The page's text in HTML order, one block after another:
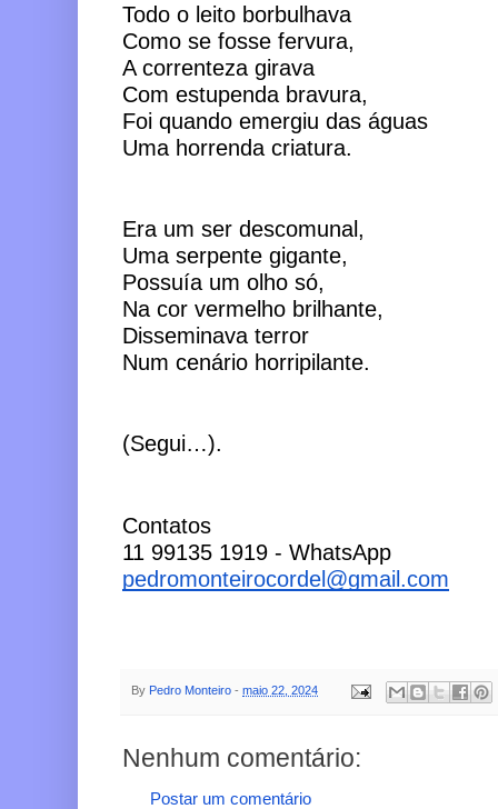
Todo o leito borbulhava
Como se fosse fervura,
A correnteza girava
Com estupenda bravura,
Foi quando emergiu das águas
Uma horrenda criatura.
Era um ser descomunal,
Uma serpente gigante,
Possuía um olho só,
Na cor vermelho brilhante,
Disseminava terror
Num cenário horripilante.
(Segui…).
Contatos
11 99135 1919 - WhatsApp
pedromonteirocordel@gmail.com
By Pedro Monteiro - maio 22, 2024
Nenhum comentário:
Postar um comentário